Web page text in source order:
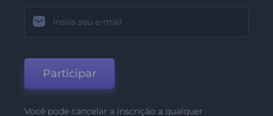
Participar
Você pode cancelar a inscrição a qualquer